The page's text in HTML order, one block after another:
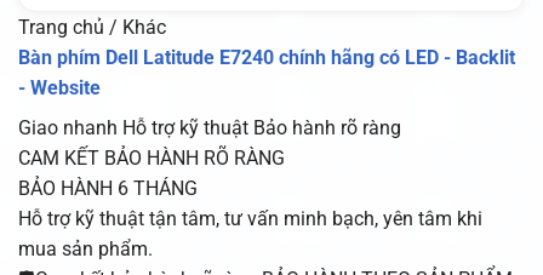
Trang chủ / Khác
Bàn phím Dell Latitude E7240 chính hãng có LED - Backlit
- Website
Giao nhanh Hỗ trợ kỹ thuật Bảo hành rõ ràng
CAM KẾT BẢO HÀNH RÕ RÀNG
BẢO HÀNH 6 THÁNG
Hỗ trợ kỹ thuật tận tâm, tư vấn minh bạch, yên tâm khi
mua sản phẩm.